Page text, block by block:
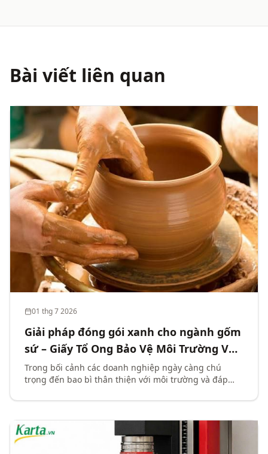
Bài viết liên quan
01 thg 7 2026
Giải pháp đóng gói xanh cho ngành gốm
sứ – Giấy Tổ Ong Bảo Vệ Môi Trường Và
Tiêu Chuẩn Quốc Tế ISTA 3A, 5A
Trong bối cảnh các doanh nghiệp ngày càng chú
trọng đến bao bì thân thiện với môi trường và đáp
(Honeycomb Paper) đang trở thành giải pháp thay thế
thống.